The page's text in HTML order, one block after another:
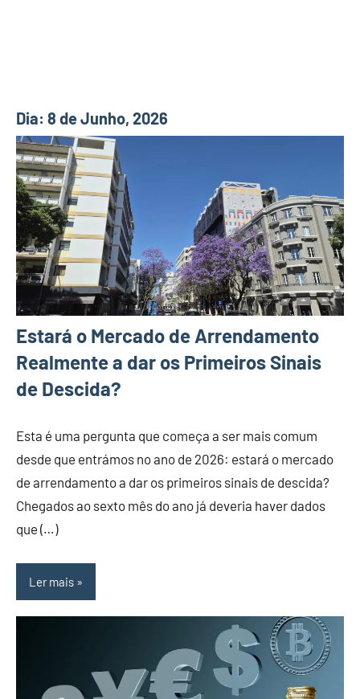
Dia: 8 de Junho, 2026
Estará o Mercado de Arrendamento
Realmente a dar os Primeiros Sinais
de Descida?
Esta é uma pergunta que começa a ser mais comum
desde que entrámos no ano de 2026: estará o mercado
de arrendamento a dar os primeiros sinais de descida?
Chegados ao sexto mês do ano já deveria haver dados
que (…)
Ler mais